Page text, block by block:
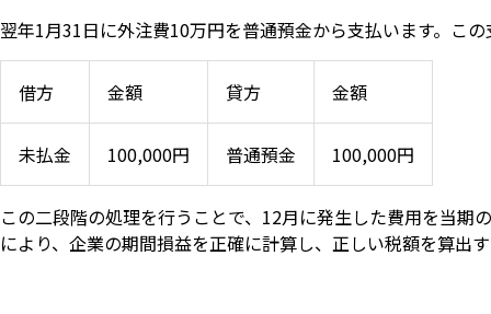
翌年1月31日に外注費10万円を普通預金から支払います。こ
借方 金額 貸方 金額
未払金 100,000円 普通預金 100,000円
この二段階の処理を行うことで、12月に発生した費用を当
により、企業の期間損益を正確に計算し、正しい税額を算出